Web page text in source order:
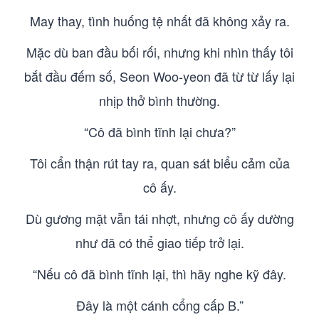
May thay, tình huống tệ nhất đã không xảy ra.
Mặc dù ban đầu bối rối, nhưng khi nhìn thấy tôi
bắt đầu đếm số, Seon Woo-yeon đã từ từ lấy lại
nhịp thở bình thường.
“Cô đã bình tĩnh lại chưa?”
Tôi cẩn thận rút tay ra, quan sát biểu cảm của
cô ấy.
Dù gương mặt vẫn tái nhợt, nhưng cô ấy dường
như đã có thể giao tiếp trở lại.
“Nếu cô đã bình tĩnh lại, thì hãy nghe kỹ đây.
Đây là một cánh cổng cấp B.”